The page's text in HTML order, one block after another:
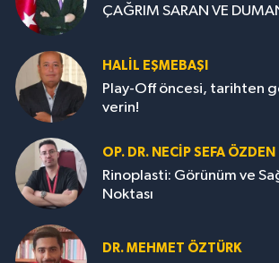
ÇAĞRIM SARAN VE
HALIL EŞMEBAŞI
Play-Off öncesi, tarihten
verin!
OP. DR. NECIP SEFA ÖZDEN
Rinoplasti: Görünüm ve
Noktası
DR. MEHMET ÖZTÜRK